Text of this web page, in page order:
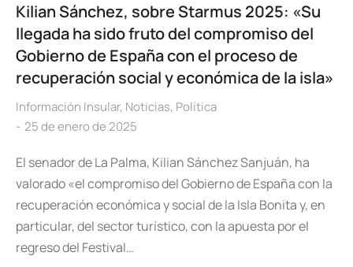
Kilian Sánchez, sobre Starmus 2025: «Su
llegada ha sido fruto del compromiso del
Gobierno de España con el proceso de
recuperación social y económica de la isla»
Información Insular, Noticias, Política
25 de enero de 2025
El senador de La Palma, Kilian Sánchez Sanjuán, ha
valorado «el compromiso del Gobierno de España con la
recuperación económica y social de la Isla Bonita y, en
particular, del sector turístico, con la apuesta por el
regreso del Festival…